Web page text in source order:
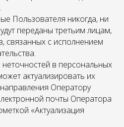
Пользователя никогда, ни
переданы третьим лицам,
связанных с исполнением
в персональных
актуализировать их
Оператору
почты Оператора
«Актуализация
персональных
от 23.04.2026 г.